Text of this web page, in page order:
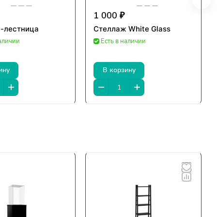
1 000 ₽
Стеллаж White Glass
Есть в наличии
В корзину